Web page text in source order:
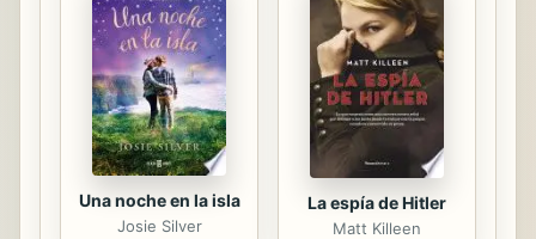
Una noche en la isla
Josie Silver
La espía de Hitler
Matt Killeen